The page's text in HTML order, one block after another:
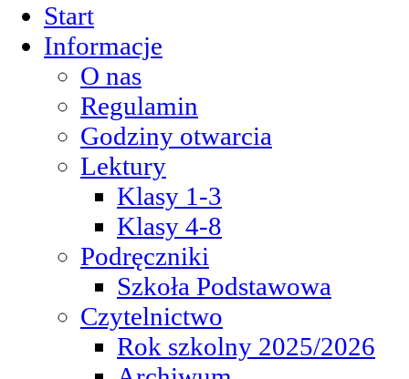
Start
Informacje
O nas
Regulamin
Godziny otwarcia
Lektury
Klasy 1-3
Klasy 4-8
Podręczniki
Szkoła Podstawowa
Czytelnictwo
Rok szkolny 2025/2026